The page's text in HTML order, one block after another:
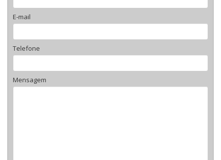
E-mail
Telefone
Mensagem